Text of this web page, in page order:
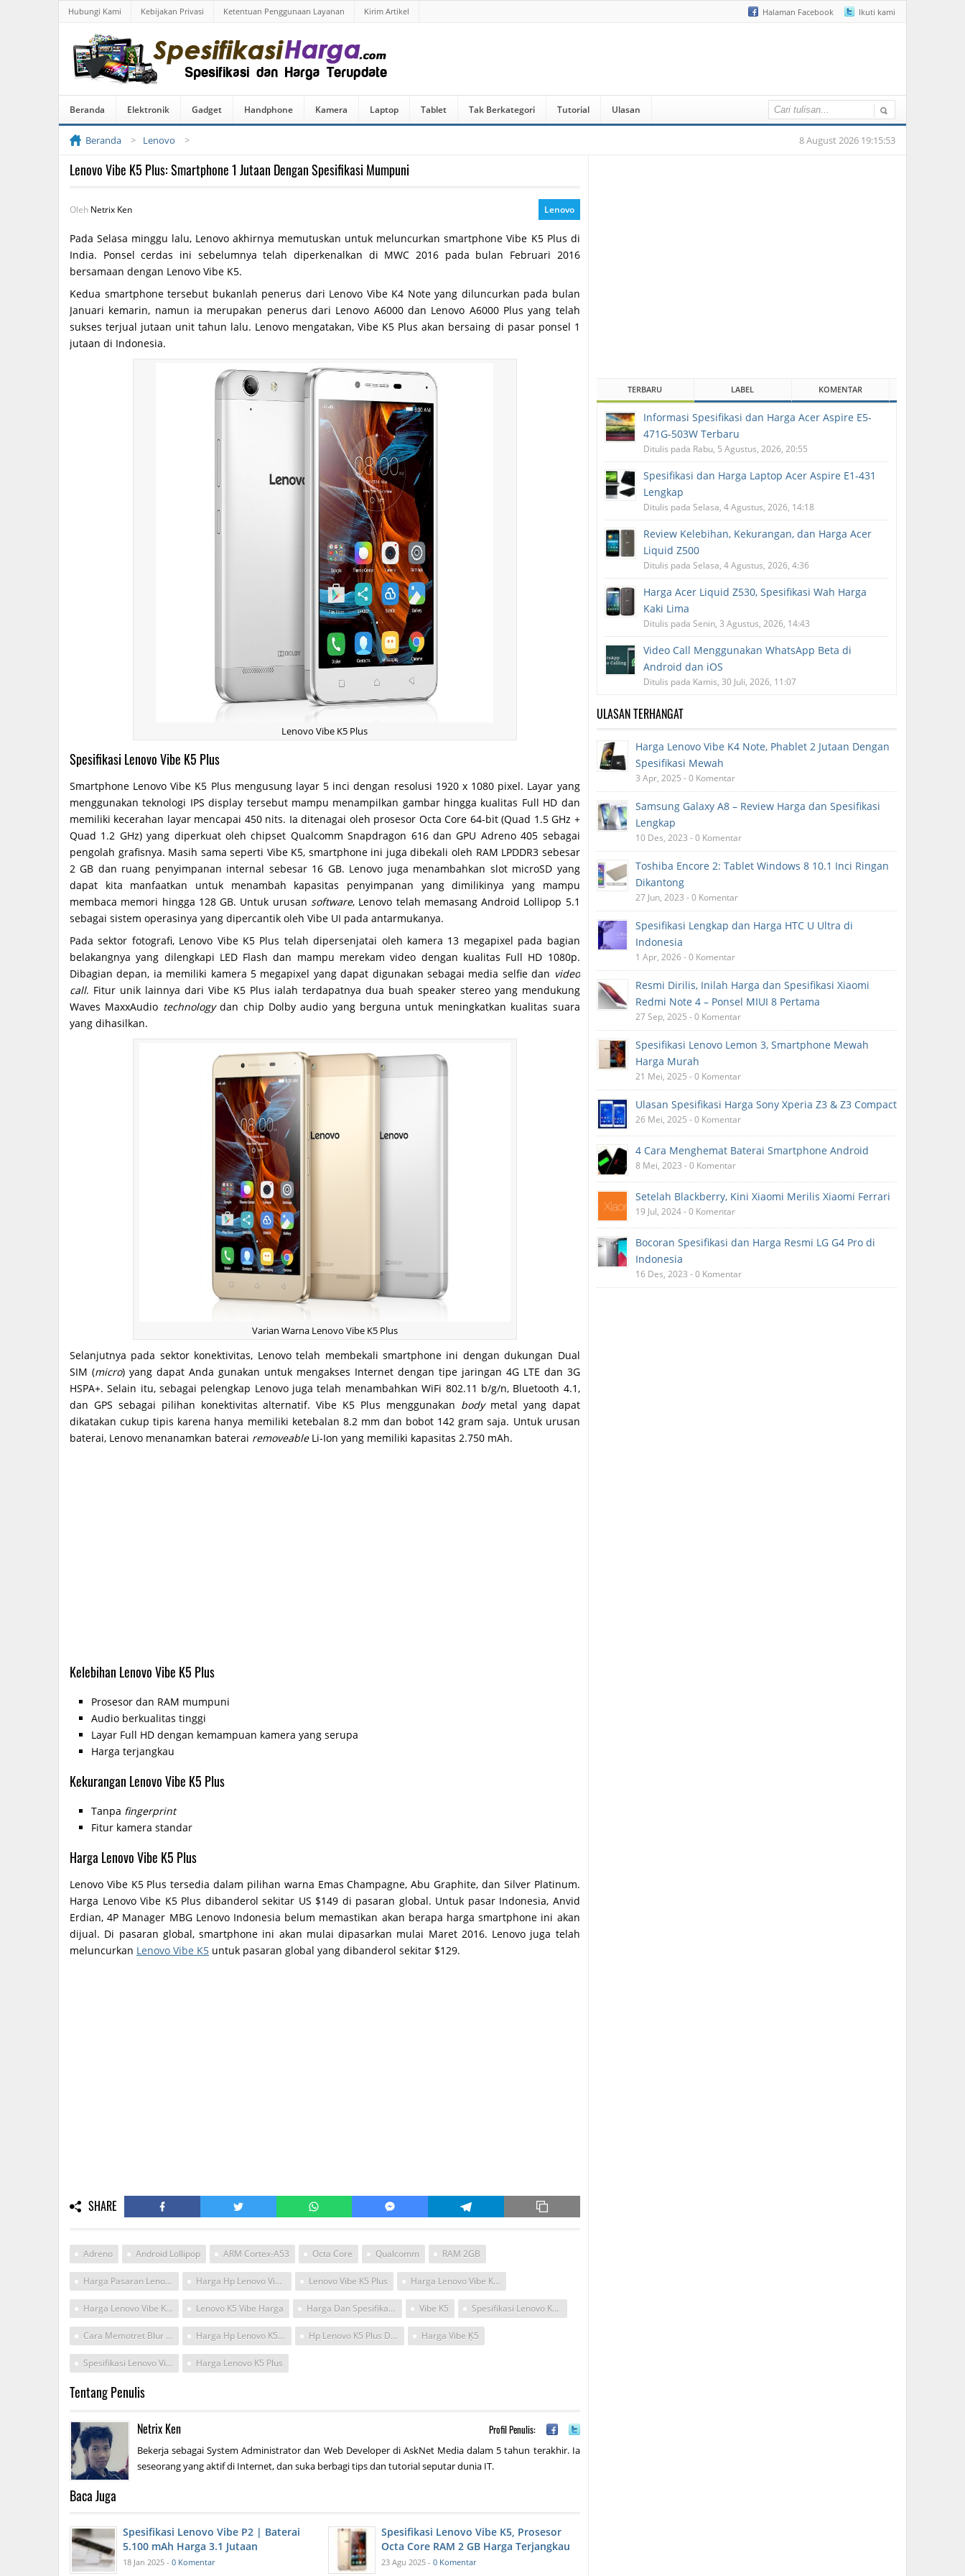
Halaman Facebook Ikuti kami
Hubungi Kami Kebijakan Privasi Ketentuan Penggunaan Layanan Kirim Artikel
Beranda Elektronik Gadget Handphone Kamera Laptop Tablet Tak Berkategori Tutorial Ulasan
Beranda Lenovo 8 August 2026 19:15:53
Lenovo Vibe K5 Plus: Smartphone 1 Jutaan Dengan Spesifikasi Mumpuni
Oleh Netrix Ken Lenovo
Pada Selasa minggu lalu, Lenovo akhirnya memutuskan untuk meluncurkan smartphone Vibe K5 Plus di
India. Ponsel cerdas ini sebelumnya telah diperkenalkan di MWC 2016 pada bulan Februari 2016
bersamaan dengan Lenovo Vibe K5.
Kedua smartphone tersebut bukanlah penerus dari Lenovo Vibe K4 Note yang diluncurkan pada bulan
Januari kemarin, namun ia merupakan penerus dari Lenovo A6000 dan Lenovo A6000 Plus yang telah
sukses terjual jutaan unit tahun lalu. Lenovo mengatakan, Vibe K5 Plus akan bersaing di pasar ponsel 1
jutaan di Indonesia.
Lenovo Vibe K5 Plus
Spesifikasi Lenovo Vibe K5 Plus
Smartphone Lenovo Vibe K5 Plus mengusung layar 5 inci dengan resolusi 1920 x 1080 pixel. Layar yang
menggunakan teknologi IPS display tersebut mampu menampilkan gambar hingga kualitas Full HD dan
memiliki kecerahan layar mencapai 450 nits. Ia ditenagai oleh prosesor Octa Core 64-bit (Quad 1.5 GHz +
Quad 1.2 GHz) yang diperkuat oleh chipset Qualcomm Snapdragon 616 dan GPU Adreno 405 sebagai
pengolah grafisnya. Masih sama seperti Vibe K5, smartphone ini juga dibekali oleh RAM LPDDR3 sebesar
2 GB dan ruang penyimpanan internal sebesar 16 GB. Lenovo juga menambahkan slot microSD yang
dapat kita manfaatkan untuk menambah kapasitas penyimpanan yang dimilikinya yang mampu
membaca memori hingga 128 GB. Untuk urusan software, Lenovo telah memasang Android Lollipop 5.1
sebagai sistem operasinya yang dipercantik oleh Vibe UI pada antarmukanya.
Pada sektor fotografi, Lenovo Vibe K5 Plus telah dipersenjatai oleh kamera 13 megapixel pada bagian
belakangnya yang dilengkapi LED Flash dan mampu merekam video dengan kualitas Full HD 1080p.
Dibagian depan, ia memiliki kamera 5 megapixel yang dapat digunakan sebagai media selfie dan video
call. Fitur unik lainnya dari Vibe K5 Plus ialah terdapatnya dua buah speaker stereo yang mendukung
Waves MaxxAudio technologydan chip Dolby audio yang berguna untuk meningkatkan kualitas suara
yang dihasilkan.
Varian Warna Lenovo Vibe K5 Plus
Selanjutnya pada sektor konektivitas, Lenovo telah membekali smartphone ini dengan dukungan Dual
SIM (micro) yang dapat Anda gunakan untuk mengakses Internet dengan tipe jaringan 4G LTE dan 3G
HSPA+. Selain itu, sebagai pelengkap Lenovo juga telah menambahkan WiFi 802.11 b/g/n, Bluetooth 4.1,
dan GPS sebagai pilihan konektivitas alternatif. Vibe K5 Plus menggunakan bodymetal yang dapat
dikatakan cukup tipis karena hanya memiliki ketebalan 8.2 mm dan bobot 142 gram saja. Untuk urusan
baterai, Lenovo menanamkan baterai removeableLi-Ion yang memiliki kapasitas 2.750 mAh.
Kelebihan Lenovo Vibe K5 Plus
Prosesor dan RAM mumpuni
Audio berkualitas tinggi
Layar Full HD dengan kemampuan kamera yang serupa
Harga terjangkau
Kekurangan Lenovo Vibe K5 Plus
Tanpa fingerprint
Fitur kamera standar
Harga Lenovo Vibe K5 Plus
Lenovo Vibe K5 Plus tersedia dalam pilihan warna Emas Champagne, Abu Graphite, dan Silver Platinum.
Harga Lenovo Vibe K5 Plus dibanderol sekitar US $149 di pasaran global. Untuk pasar Indonesia, Anvid
Erdian, 4P Manager MBG Lenovo Indonesia belum memastikan akan berapa harga smartphone ini akan
dijual. Di pasaran global, smartphone ini akan mulai dipasarkan mulai Maret 2016. Lenovo juga telah
meluncurkan Lenovo Vibe K5 untuk pasaran global yang dibanderol sekitar $129.
SHARE
Adreno Android Lollipop ARM Cortex-A53 Octa Core Qualcomm RAM 2GB
Harga Pasaran Lenovo Vibe K5 Harga Hp Lenovo Vibe K5 Plus Lenovo Vibe K5 Plus Harga Lenovo Vibe K5 Plus
Harga Lenovo Vibe K Plus Lenovo K5 Vibe Harga Harga Dan Spesifikasi Lenovo Vibe K5 Plus Vibe K5 Spesifikasi Lenovo K5 Plus
Cara Memotret Blur Di Kamera Hp Lenovo Vibe K5 Plus Harga Hp Lenovo K5 Plus Hp Lenovo K5 Plus Di Luncutka Harga Vibe Ķ5
Spesifikasi Lenovo Vibe K5 Plus Harga Lenovo K5 Plus
Tentang Penulis
Netrix Ken Profil Penulis:
Bekerja sebagai System Administrator dan Web Developer di AskNet Media dalam 5 tahun terakhir. Ia
seseorang yang aktif di Internet, dan suka berbagi tips dan tutorial seputar dunia IT.
Baca Juga
Spesifikasi Lenovo Vibe P2 | Baterai
5.100 mAh Harga 3.1 Jutaan
18 Jan 2025 - 0 Komentar
Spesifikasi Lenovo Vibe K5, Prosesor
Octa Core RAM 2 GB Harga Terjangkau
23 Agu 2025 -0 Komentar
TERBARU LABEL KOMENTAR
Informasi Spesifikasi dan Harga Acer Aspire E5-
471G-503W Terbaru
Ditulis pada Rabu, 5 Agustus, 2026, 20:55
Spesifikasi dan Harga Laptop Acer Aspire E1-431
Lengkap
Ditulis pada Selasa, 4 Agustus, 2026, 14:18
Review Kelebihan, Kekurangan, dan Harga Acer
Liquid Z500
Ditulis pada Selasa, 4 Agustus, 2026, 4:36
Harga Acer Liquid Z530, Spesifikasi Wah Harga
Kaki Lima
Ditulis pada Senin, 3 Agustus, 2026, 14:43
Video Call Menggunakan WhatsApp Beta di
Android dan iOS
Ditulis pada Kamis, 30 Juli, 2026, 11:07
ULASAN TERHANGAT
Harga Lenovo Vibe K4 Note, Phablet 2 Jutaan Dengan
Spesifikasi Mewah
3 Apr, 2025 - 0 Komentar
Samsung Galaxy A8 – Review Harga dan Spesifikasi
Lengkap
10 Des, 2023 - 0 Komentar
Toshiba Encore 2: Tablet Windows 8 10.1 Inci Ringan
Dikantong
27 Jun, 2023 - 0 Komentar
Spesifikasi Lengkap dan Harga HTC U Ultra di
Indonesia
1 Apr, 2026 - 0 Komentar
Resmi Dirilis, Inilah Harga dan Spesifikasi Xiaomi
Redmi Note 4 – Ponsel MIUI 8 Pertama
27 Sep, 2025 - 0 Komentar
Spesifikasi Lenovo Lemon 3, Smartphone Mewah
Harga Murah
21 Mei, 2025 - 0 Komentar
Ulasan Spesifikasi Harga Sony Xperia Z3 & Z3 Compact
26 Mei, 2025 - 0 Komentar
4 Cara Menghemat Baterai Smartphone Android
8 Mei, 2023 - 0 Komentar
Setelah Blackberry, Kini Xiaomi Merilis Xiaomi Ferrari
19 Jul, 2024 - 0 Komentar
Bocoran Spesifikasi dan Harga Resmi LG G4 Pro di
Indonesia
16 Des, 2023 - 0 Komentar